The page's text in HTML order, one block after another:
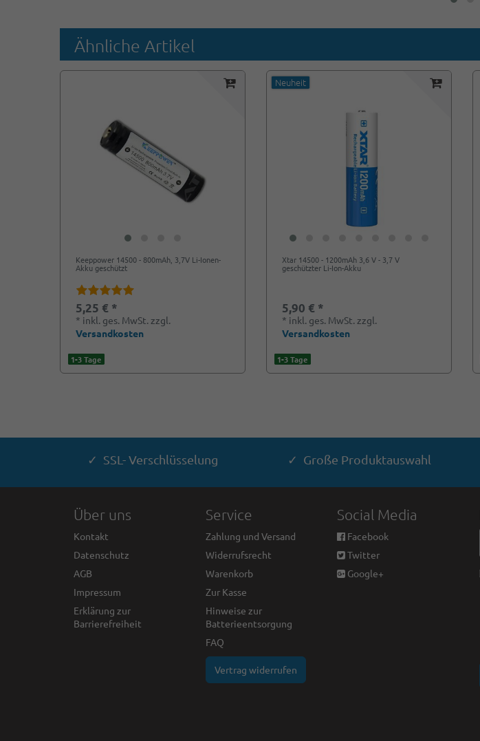
Ähnliche Artikel
Keeppower 14500 - 800mAh, 3,7V Li-Ionen-
Akku geschützt
5,25 € *
* inkl. ges. MwSt. zzgl.
Versandkosten
1-3 Tage
Neuheit
Xtar 14500 - 1200mAh 3,6 V - 3,7 V
geschützter Li-Ion-Akku
5,90 € *
* inkl. ges. MwSt. zzgl.
Versandkosten
1-3 Tage
✓ SSL- Verschlüsselung ✓ Große Produktauswahl
Über uns
Kontakt
Datenschutz
AGB
Impressum
Erklärung zur
Barrierefreiheit
Service
Zahlung und Versand
Widerrufsrecht
Warenkorb
Zur Kasse
Hinweise zur
Batterieentsorgung
FAQ
Vertrag widerrufen
Social Media
Facebook
Twitter
Google+